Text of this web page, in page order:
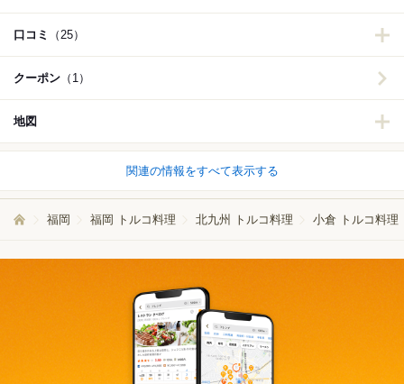
口コミ （25）
クーポン （1）
地図
関連の情報をすべて表示する
福岡 福岡 トルコ料理 北九州 トルコ料理 小倉 トルコ料理